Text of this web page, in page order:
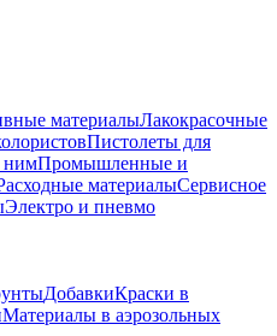
материалыЛакокрасочные
Пистолеты для
нимПромышленные и
материалыСервисное
Электро и пневмо
ДобавкиКраски в
Материалы в аэрозольных